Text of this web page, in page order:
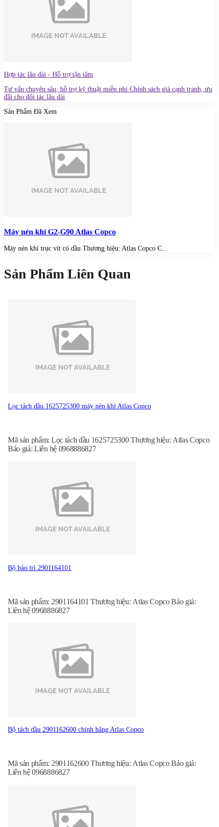
Hợp tác lâu dài - Hỗ trợ tận tâm
Tư vấn chuyên sâu, hỗ trợ kỹ thuật miễn phí Chính sách giá cạnh tranh, ưu
đãi cho đối tác lâu dài
Sản Phẩm Đã Xem
Máy nén khí G2-G90 Atlas Copco
Máy nén khí trục vít có dầu Thương hiệu: Atlas Copco C...
Sản Phẩm Liên Quan
Lọc tách dầu 1625725300 máy nén khí Atlas Copco
Mã sản phẩm: Lọc tách dầu 1625725300 Thương hiệu: Atlas Copco
Báo giá: Liên hệ 0968886827
Bộ bảo trì 2901164101
Mã sản phẩm: 2901164101 Thương hiệu: Atlas Copco Báo giá:
Liên hệ 0968886827
Bộ tách dầu 2901162600 chính hãng Atlas Copco
Mã sản phẩm: 2901162600 Thương hiệu: Atlas Copco Báo giá:
Liên hệ 0968886827